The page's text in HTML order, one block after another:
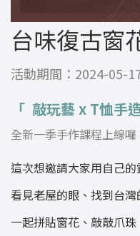
台味復古窗
活動期間：2024-05-
「 敲玩藝 x T恤手
全新一季手作課程上線囉
這次想邀請大家用自己的
看見老屋的眼、找到台灣
一起拼貼窗花、敲敲爪珠